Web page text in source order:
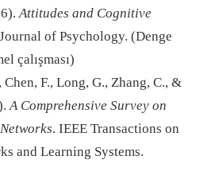
Attitudes and Cognitive
of Psychology. (Denge
çalışması)
Chen, F., Long, G., Zhang, C., &
A Comprehensive Survey on
. IEEE Transactions on
and Learning Systems.